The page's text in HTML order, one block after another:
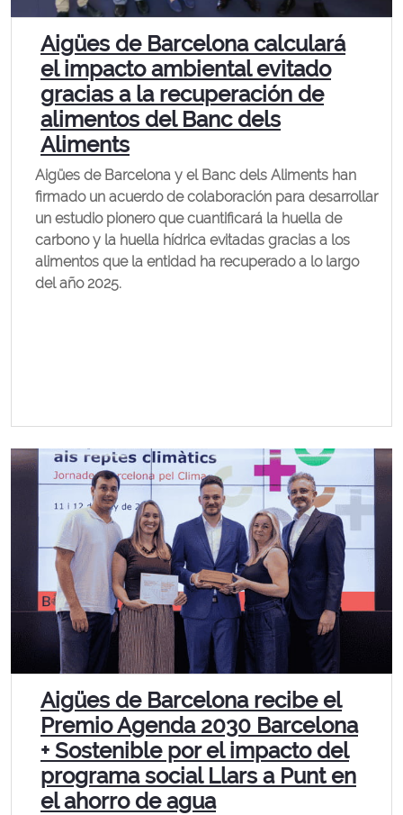
Aigües de Barcelona calculará
el impacto ambiental evitado
gracias a la recuperación de
alimentos del Banc dels
Aliments
Aigües de Barcelona y el Banc dels Aliments han
firmado un acuerdo de colaboración para desarrollar
un estudio pionero que cuantificará la huella de
carbono y la huella hídrica evitadas gracias a los
alimentos que la entidad ha recuperado a lo largo
del año 2025.
Aigües de Barcelona recibe el
Premio Agenda 2030 Barcelona
+ Sostenible por el impacto del
programa social Llars a Punt en
el ahorro de agua